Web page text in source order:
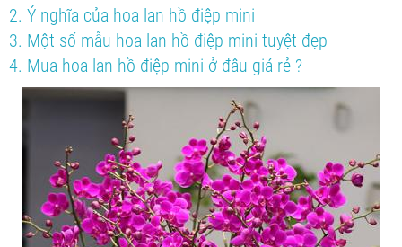
2. Ý nghĩa của hoa lan hồ điệp mini
3. Một số mẫu hoa lan hồ điệp mini tuyệt đẹp
4. Mua hoa lan hồ điệp mini ở đâu giá rẻ ?